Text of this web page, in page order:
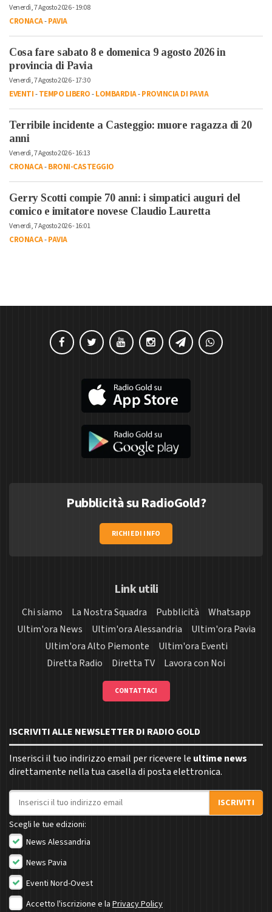
Venerdì, 7 Agosto 2026 - 19:08
CRONACA-PAVIA
Cosa fare sabato 8 e domenica 9 agosto 2026 in
provincia di Pavia
Venerdì, 7 Agosto 2026 - 17:30
EVENTI-TEMPO LIBERO-LOMBARDIA-PROVINCIA DI PAVIA
Terribile incidente a Casteggio: muore ragazza di 20
anni
Venerdì, 7 Agosto 2026 - 16:13
CRONACA-BRONI-CASTEGGIO
Gerry Scotti compie 70 anni: i simpatici auguri del
comico e imitatore novese Claudio Lauretta
Venerdì, 7 Agosto 2026 - 16:01
CRONACA-PAVIA
Pubblicità su RadioGold?
RICHIEDI INFO
Link utili
Chi siamo La Nostra Squadra Pubblicità
Whatsapp
Ultim'ora News
Ultim'ora Alessandria
Ultim'ora Pavia
Ultim'ora Alto Piemonte
Ultim'ora Eventi
Diretta Radio
Diretta TV Lavora con Noi
CONTATTACI
ISCRIVITI ALLE NEWSLETTER DI RADIO GOLD
Inserisci il tuo indirizzo email per ricevere le ultime news
direttamente nella tua casella di posta elettronica.
Indirizzo email
ISCRIVITI
Scegli le tue edizioni:
News Alessandria
News Pavia
Eventi Nord-Ovest
Accetto l'iscrizione e la Privacy Policy